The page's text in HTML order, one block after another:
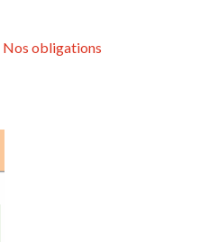
Nos obligations